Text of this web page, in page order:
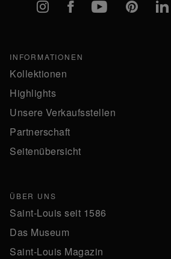
Instagram
FacebookYouTubePinterest
INFORMATIONEN
Kollektionen
Highlights
Unsere Verkaufsstellen
Partnerschaft
Seitenübersicht
ÜBER UNS
Saint-Louis seit 1586
Das Museum
Saint-Louis Magazin